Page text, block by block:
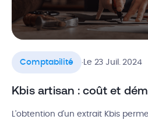
Comptabilité Le 23 Juil. 2024
Kbis artisan : coût et
L’obtention d’un extrait Kbis